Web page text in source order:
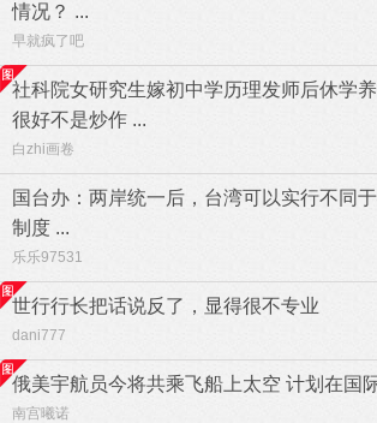
热帖
情况？ ...
早就疯了吧
社科院女研究生嫁初中学历理发师后休学
很好不是炒作 ...
白zhi画卷
国台办：两岸统一后，台湾可以实行不同
制度 ...
乐乐97531
世行行长把话说反了，显得很不专业
dani777
俄美宇航员今将共乘飞船上太空 计划在国
南宫曦诺